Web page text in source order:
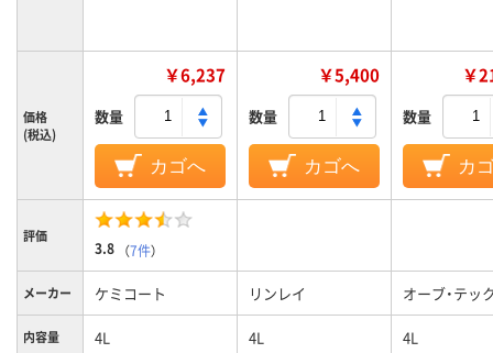
価格
(税込)
￥6,237
数量
カゴへ
￥5,400
数量
カゴへ
￥
数量
カ
評価
3.8 （7件）
メーカー ケミコート リンレイ オーブ・テッ
内容量 4L 4L 4L